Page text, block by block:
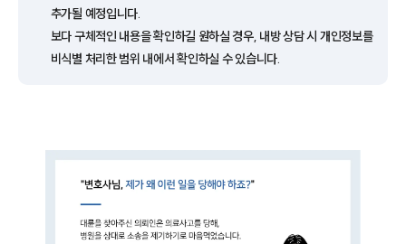
추가될 예정입니다.
보다 구체적인 내용을 확인하길 원하실 경우, 내방 상담 시 개인정보를
비식별 처리한 범위 내에서 확인하실 수 있습니다.